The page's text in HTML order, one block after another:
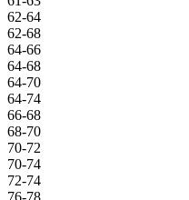
62-64
62-68
64-66
64-68
64-70
64-74
66-68
68-70
70-72
70-74
72-74
76-78